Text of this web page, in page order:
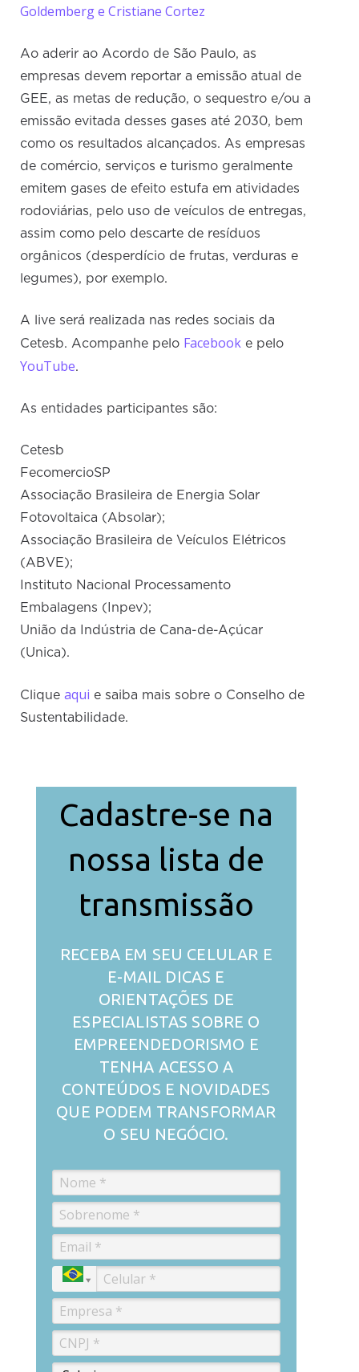
Goldemberg e Cristiane Cortez
Ao aderir ao Acordo de São Paulo, as
empresas devem reportar a emissão atual de
GEE, as metas de redução, o sequestro e/ou a
emissão evitada desses gases até 2030, bem
como os resultados alcançados. As empresas
de comércio, serviços e turismo geralmente
emitem gases de efeito estufa em atividades
rodoviárias, pelo uso de veículos de entregas,
assim como pelo descarte de resíduos
orgânicos (desperdício de frutas, verduras e
legumes), por exemplo.
A live será realizada nas redes sociais da
Cetesb. Acompanhe pelo Facebook e pelo
YouTube.
As entidades participantes são:
Cetesb
FecomercioSP
Associação Brasileira de Energia Solar
Fotovoltaica (Absolar);
Associação Brasileira de Veículos Elétricos
(ABVE);
Instituto Nacional Processamento
Embalagens (Inpev);
União da Indústria de Cana-de-Açúcar
(Unica).
Cliqueaqui e saiba mais sobre o Conselho de
Sustentabilidade.
Cadastre-se na
nossa lista de
transmissão
RECEBA EM SEU CELULAR E
E-MAIL DICAS E
ORIENTAÇÕES DE
ESPECIALISTAS SOBRE O
EMPREENDEDORISMO E
TENHA ACESSO A
CONTEÚDOS E NOVIDADES
QUE PODEM TRANSFORMAR
O SEU NEGÓCIO.